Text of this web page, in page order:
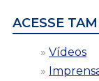
ACESSE
Vídeos